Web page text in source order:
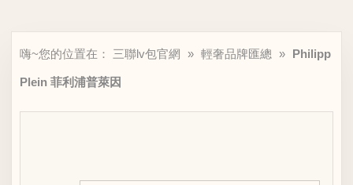
嗨~您的位置在： 三聯lv包官網 » 輕奢品牌匯總 » Philipp
Plein 菲利浦普萊因